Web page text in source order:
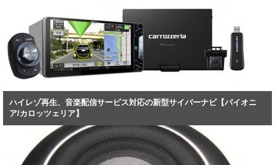
ハイレゾ再生、音楽配信サービス対応の新型サイバーナビ【パイオニ
ア/カロッツェリア】